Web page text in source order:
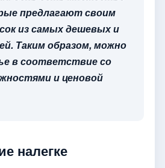
предлагают своим
из самых дешевых и
Таким образом, можно
в соответствие со
и ценовой
налегке